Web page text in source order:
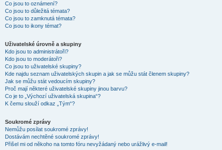
Co jsou to oznámení?
Co jsou to důležitá témata?
Co jsou to zamknutá témata?
Co jsou to ikony témat?
Uživatelské úrovně a skupiny
Kdo jsou to administrátoři?
Kdo jsou to moderátoři?
Co jsou to uživatelské skupiny?
Kde najdu seznam uživatelských skupin a jak se můžu stát členem skupiny?
Jak se můžu stát vedoucím skupiny?
Proč mají některé uživatelské skupiny jinou barvu?
Co je to „Výchozí uživatelská skupina“?
K čemu slouží odkaz „Tým“?
Soukromé zprávy
Nemůžu posílat soukromé zprávy!
Dostávám nechtěné soukromé zprávy!
Přišel mi od někoho na tomto fóru nevyžádaný nebo urážlivý e-mail!